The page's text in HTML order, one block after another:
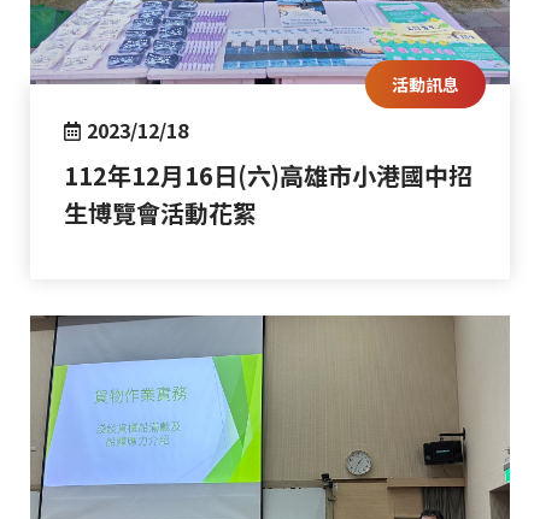
活動訊息
2023/12/18
112年12月16日(六)高雄市小港國中招
生博覽會活動花絮